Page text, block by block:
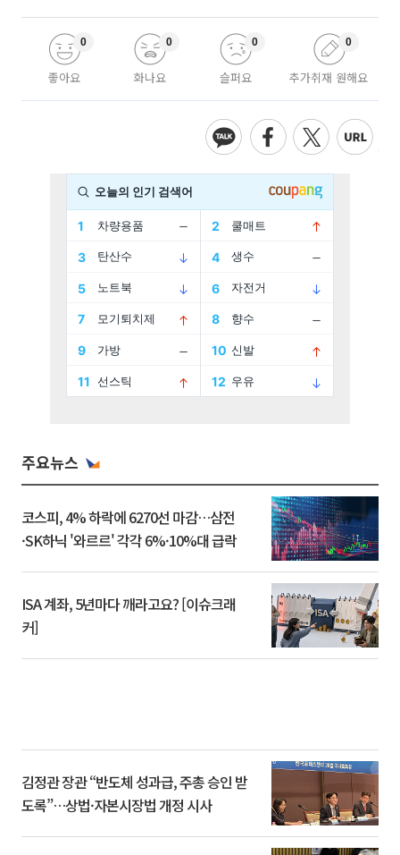
좋아요
0
화나요
0
슬퍼요
0
추가취재 원해요
0
주요뉴스
코스피, 4% 하락에 6270선 마감…삼전
·SK하닉 '와르르' 각각 6%·10%대 급락
ISA 계좌, 5년마다 깨라고요? [이슈크래
커]
김정관 장관 “반도체 성과급, 주총 승인 받
도록”…상법·자본시장법 개정 시사